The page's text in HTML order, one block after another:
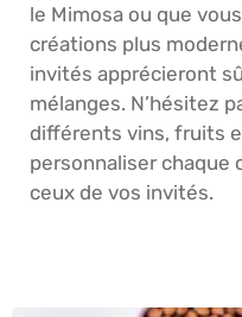
le Mimosa ou que
créations plus
invités apprécieront
mélanges. N’hésitez
différents vins, fruits
personnaliser chaque
ceux de vos invités.